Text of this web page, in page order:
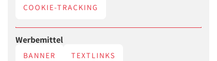
COOKIE-TRACKING
Werbemittel
BANNER TEXTLINKS